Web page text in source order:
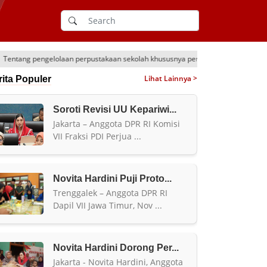
sekolah khususnya perpustakaan sekolah Dasar yang kurang baik
Populer Lihat Lainnya >
Soroti Revisi UU Kepariwi...
Jakarta – Anggota DPR RI Komisi
VII Fraksi PDI Perjua ...
Novita Hardini Puji Proto...
Trenggalek – Anggota DPR RI
Dapil VII Jawa Timur, Nov ...
Novita Hardini Dorong Per...
Jakarta - Novita Hardini, Anggota